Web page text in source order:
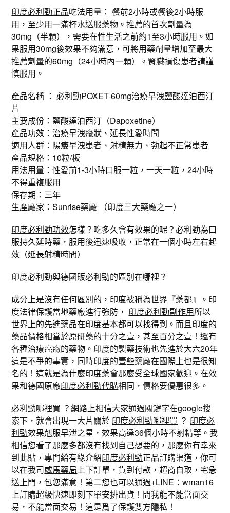
印度必利勁正品吃法用量： 餐前2小時或餐後2小時服
用，至少用一滿杯水送服藥物。推薦的首次劑量為
30mg（半顆），需要在性生活之前約1至3小時服用。如
果服用30mg後效果不夠滿意，可將用藥劑量增加至最大
推薦劑量的60mg（24小時內一顆）。腎臟損傷患者請謹
慎服用。
產品名稱 ：必利勁POXET-60mg治療早洩鹽酸達泊西汀
片
主要成份：鹽酸達泊西汀（Dapoxetine）
產品功效：治療早洩癥狀、延長性愛時間
適用人群：陽痿早洩患者、射精無力、勃起不正常患者
產品規格：10粒/板
用法用量：性愛前1-3小時口服一粒，一天一粒，24小時
不得重複服用
保存期：三年
生產廠家：Sunrise藥廠 （印度三大藥廠之一）
印度必利勁功效怎樣？吃多久會有效果的呢？必利勁為口
服持久延時藥，服用後迅速吸收，正常在一個小時左右起
效（延長射精時間）
印度必利勁與德國販必利勁的區別在哪裡？
成分上是沒有任何區別的，印度被稱為世界『藥都』。印
度法律保護當地藥廠進行強防， 印度必利勁副作用所以
世界上的先進藥品在印度基本都可以找得到。而且印度的
藥品價格相當於原研藥的十分之壹，甚至百分之壹！還有
各種治療癌癥的藥物。印度的製藥技術也先進於大六20年
這是不爭的事實，同時印度的壹些藥廠在國際上也是很知
名的！這就是為什麼印度藥會那麼受全球國家歡迎。在效
果和德國原廠印度必利勁代購相同，價格要優惠很多。
必利勁哪裡買 ？網路上相信大家通過關鍵字在google搜
索下，就會出現一大片關於 印度必利勁哪裡買 ？ 印度必
利勁效果剋服早泄之星，效果高達36個小時不射精等。我
相信您看了那麽多都沒有找到自己想要的，那麽你有幸來
到此貼，專門給有緣介紹印度必利勁正品訂購渠道，你可
以在我司威馬藥局上下訂單，貨到付款，超商自取，宅急
送上門，包您滿意！第二您也可以通過+LINE：wman16
上訂購超級快速即刻下單安排出貨！問我能不能當面交
易，不能當面交易！這是爲了保護雙方隱私！